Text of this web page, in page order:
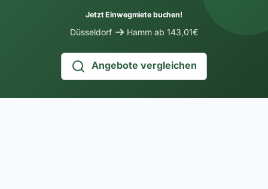
Jetzt Einwegmiete buchen!
Düsseldorf Hamm ab 143,01€
Angebote vergleichen